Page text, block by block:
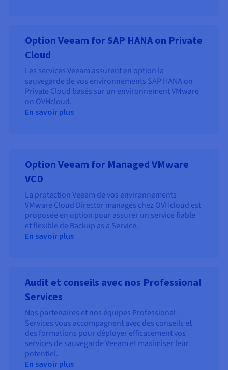
Option Veeam for SAP HANA on Private
Cloud
Les services Veeam assurent en option la
sauvegarde de vos environnements SAP HANA on
Private Cloud basés sur un environnement VMware
on OVHcloud.
En savoir plus
Option Veeam for Managed VMware
VCD
La protection Veeam de vos environnements
VMware Cloud Director managés chez OVHcloud est
proposée en option pour assurer un service fiable
et flexible de Backup as a Service.
En savoir plus
Audit et conseils avec nos Professional
Services
Nos partenaires et nos équipes Professional
Services vous accompagnent avec des conseils et
des formations pour déployer efficacement vos
services de sauvegarde Veeam et maximiser leur
potentiel.
En savoir plus